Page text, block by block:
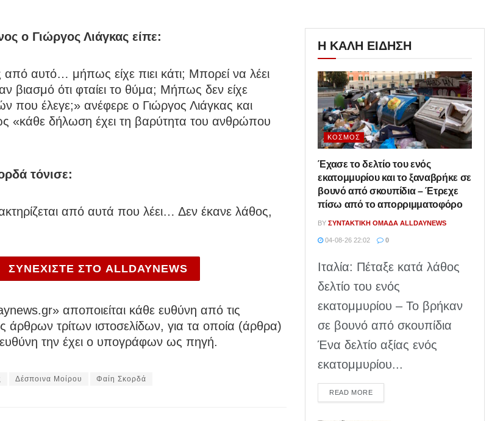
ο Γιώργος Λιάγκας είπε:
από αυτό… μήπως είχε πιει κάτι; Μπορεί να λέει
βιασμό ότι φταίει το θύμα; Μήπως δεν είχε
που έλεγε;» ανέφερε ο Γιώργος Λιάγκας και
«κάθε δήλωση έχει τη βαρύτητα του ανθρώπου
τόνισε:
από αυτά που λέει… Δεν έκανε λάθος,
ΣΥΝΕΧΙΣΤΕ ΣΤΟ ALLDAYNEWS
αποποιείται κάθε ευθύνη από τις
άρθρων τρίτων ιστοσελίδων, για τα οποία (άρθρα)
την έχει ο υπογράφων ως πηγή.
Δέσποινα Μοίρου Φαίη Σκορδά
Η ΚΑΛΗ ΕΙΔΗΣΗ
ΚΌΣΜΟΣ
Έχασε το δελτίο του ενός
εκατομμυρίου και το ξαναβρήκε σε
βουνό από σκουπίδια – Έτρεχε
πίσω από το απορριμματοφόρο
BY ΣΥΝΤΑΚΤΙΚΉ ΟΜΆΔΑ ALLDAYNEWS
04-08-26 22:02 0
Ιταλία: Πέταξε κατά λάθος
δελτίο του ενός
εκατομμυρίου – Το βρήκαν
σε βουνό από σκουπίδια
Ένα δελτίο αξίας ενός
εκατομμυρίου...
READ MOREDETAILS